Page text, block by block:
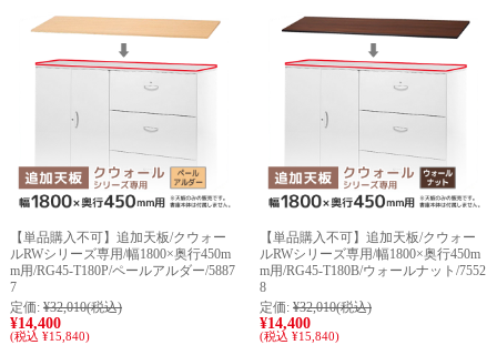
【単品購入不可】追加天板/クウォー
ルRWシリーズ専用/幅1800×奥行450m
m用/RG45-T180P/ペールアルダー/5887
7
定価: ¥32,010(税込)
¥14,400
(税込 ¥15,840)
【単品購入不可】追加天板/クウォー
ルRWシリーズ専用/幅1800×奥行450m
m用/RG45-T180B/ウォールナット/7552
8
定価: ¥32,010(税込)
¥14,400
(税込 ¥15,840)